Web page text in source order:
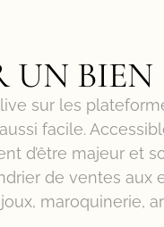
UN BIEN
sur les
facile.
d’être majeur et
de ventes aux
maroquinerie,